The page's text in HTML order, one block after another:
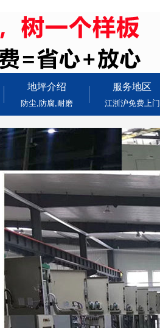
地坪介绍
防尘,防腐,耐磨
服务地区
江浙沪免费上门